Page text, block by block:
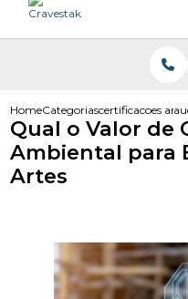
HomeCategoriascertificacoes
Qual o Valor de
Ambiental para
Artes